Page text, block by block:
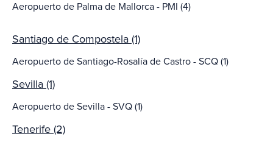
Aeropuerto de Palma de Mallorca - PMI (4)
Santiago de Compostela (1)
Aeropuerto de Santiago-Rosalía de Castro - SCQ (1)
Sevilla (1)
Aeropuerto de Sevilla - SVQ (1)
Tenerife (2)